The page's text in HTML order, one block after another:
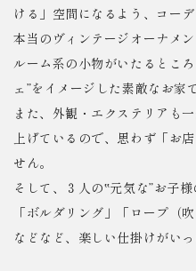
ける」空間になるよう、コーデ
本当のヴィンテージオーナメ
ルーム系の小物がいたるとこ
ェ”をイメージした素敵なお家
また、外観・エクステリアも
上げているので、思わず「お
せん。
そして、３人の‟元気な”お子
「ボルダリング」「ロープ（
などなど、楽しい仕掛けがいっ